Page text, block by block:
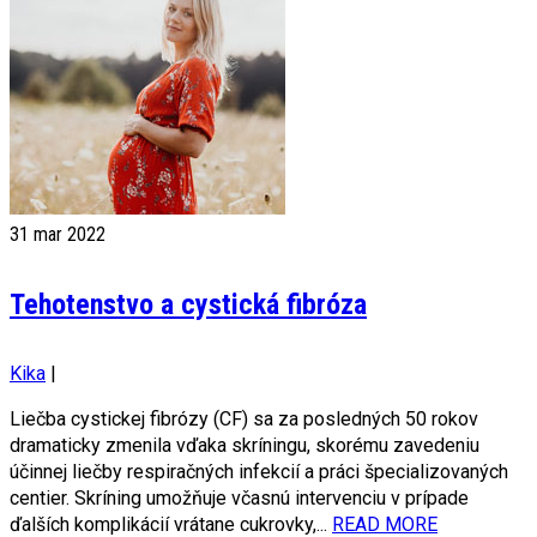
31 mar 2022
Tehotenstvo a cystická fibróza
Kika |
Liečba cystickej fibrózy (CF) sa za posledných 50 rokov
dramaticky zmenila vďaka skríningu, skorému zavedeniu
účinnej liečby respiračných infekcií a práci špecializovaných
centier. Skríning umožňuje včasnú intervenciu v prípade
ďalších komplikácií vrátane cukrovky,... READ MORE